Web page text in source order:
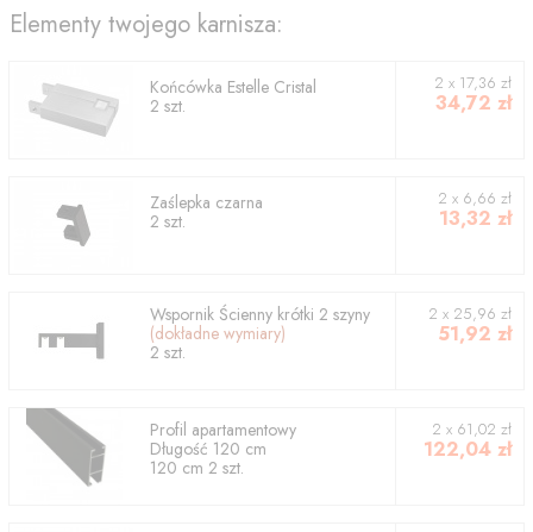
Elementy twojego karnisza:
Końcówka Estelle Cristal
2 szt.
2 x 17,36 zł
34,72 zł
Zaślepka czarna
2 szt.
2 x 6,66 zł
13,32 zł
Wspornik Ścienny krótki 2 szyny
(dokładne wymiary)
2 szt.
2 x 25,96 zł
51,92 zł
Profil apartamentowy
Długość 120 cm
120 cm 2 szt.
2 x 61,02 zł
122,04 zł